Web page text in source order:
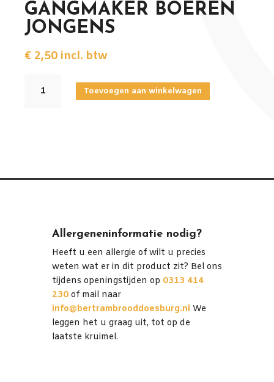
GANGMAKER BOEREN
JONGENS
€ 2,50 incl. btw
GANGMAKER
BOEREN
Toevoegen aan winkelwagen
Allergeneninformatie nodig?
Heeft u een allergie of wilt u precies
weten wat er in dit product zit? Bel ons
tijdens openingstijden op 0313 414
230of mail naar
info@bertrambrooddoesburg.nl We
leggen het u graag uit, tot op de
laatste kruimel.